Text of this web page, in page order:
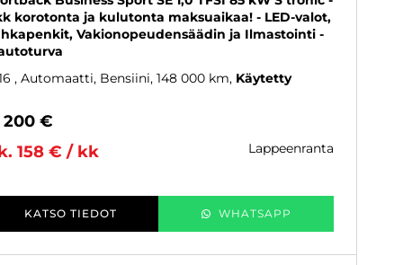
korotonta ja kulutonta maksuaikaa! - LED-valot,
Vakionopeudensäädin ja Ilmastointi -
, Automaatti, Bensiini, 148 000 km Käytetty
200 €
158 € / kk
lappeenranta
KATSO TIEDOT WHATSAPP